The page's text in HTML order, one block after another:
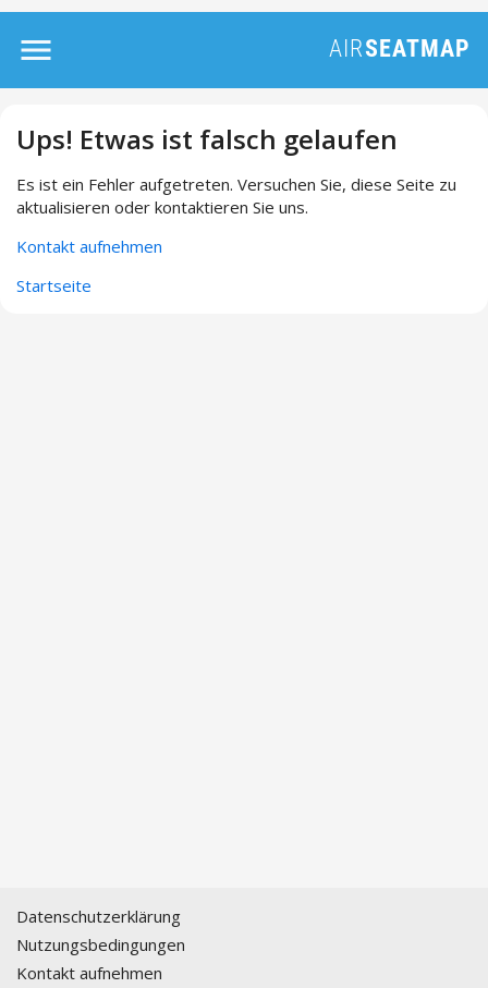
Ups! Etwas ist falsch gelaufen
Es ist ein Fehler aufgetreten. Versuchen Sie, diese Seite zu
aktualisieren oder kontaktieren Sie uns.
Kontakt aufnehmen
Startseite
Datenschutzerklärung
Nutzungsbedingungen
Kontakt aufnehmen